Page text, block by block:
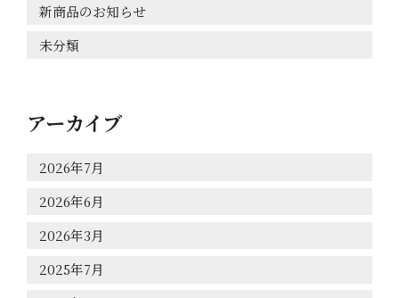
新商品のお知らせ
未分類
アーカイブ
2026年7月
2026年6月
2026年3月
2025年7月